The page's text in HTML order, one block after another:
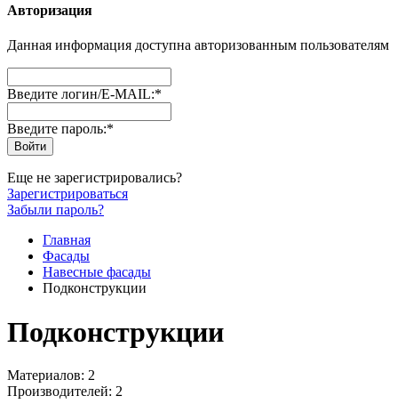
Авторизация
Данная информация доступна авторизованным пользователям
Введите логин/E-MAIL:*
Введите пароль:*
Еще не зарегистрировались?
Зарегистрироваться
Забыли пароль?
Главная
Фасады
Навесные фасады
Подконструкции
Подконструкции
Материалов: 2
Производителей: 2